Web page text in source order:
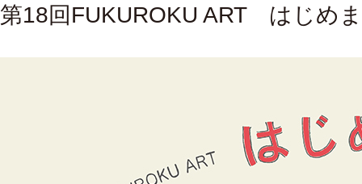
第18回FUKUROKU ART はじめ